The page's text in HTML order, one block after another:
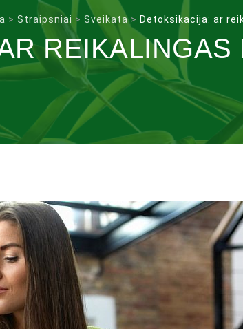
> Straipsniai > Sveikata> Detoksikacija: ar
REIKALINGAS